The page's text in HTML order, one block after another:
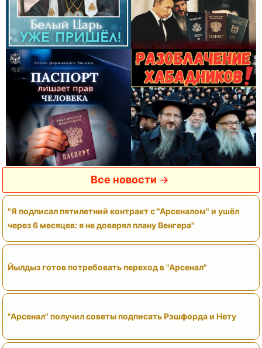
Все новости
"Я подписал пятилетний контракт с "Арсеналом" и ушёл
через 6 месяцев: я не доверял плану Венгера"
Йылдыз готов потребовать переход в "Арсенал"
"Арсенал" получил советы подписать Рэшфорда и Нету